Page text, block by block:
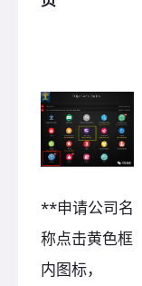
**申请公司名
称点击黄色框
内图标，